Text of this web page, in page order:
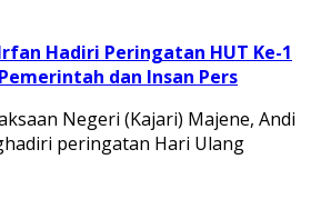
Hadiri Peringatan HUT Ke-1
dan Insan Pers
Negeri (Kajari) Majene, Andi
peringatan Hari Ulang